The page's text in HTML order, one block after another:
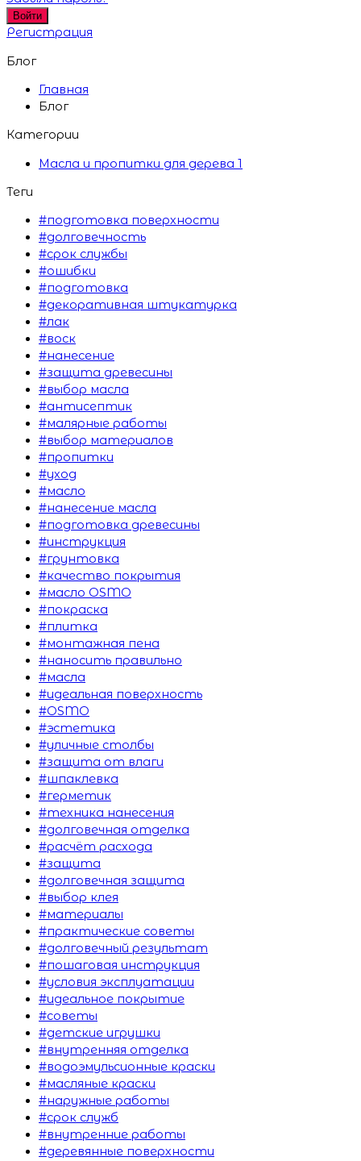
Войти
Регистрация
Блог
Главная
Блог
Категории
Масла и пропитки для дерева 1
Теги
#подготовка поверхности
#долговечность
#срок службы
#ошибки
#подготовка
#декоративная штукатурка
#лак
#воск
#нанесение
#защита древесины
#выбор масла
#антисептик
#малярные работы
#выбор материалов
#пропитки
#уход
#масло
#нанесение масла
#подготовка древесины
#инструкция
#грунтовка
#качество покрытия
#масло OSMO
#покраска
#плитка
#монтажная пена
#наносить правильно
#масла
#идеальная поверхность
#OSMO
#эстетика
#уличные столбы
#защита от влаги
#шпаклевка
#герметик
#техника нанесения
#долговечная отделка
#расчёт расхода
#защита
#долговечная защита
#выбор клея
#материалы
#практические советы
#долговечный результат
#пошаговая инструкция
#условия эксплуатации
#идеальное покрытие
#советы
#детские игрушки
#внутренняя отделка
#водоэмульсионные краски
#масляные краски
#наружные работы
#срок служб
#внутренние работы
#деревянные поверхности